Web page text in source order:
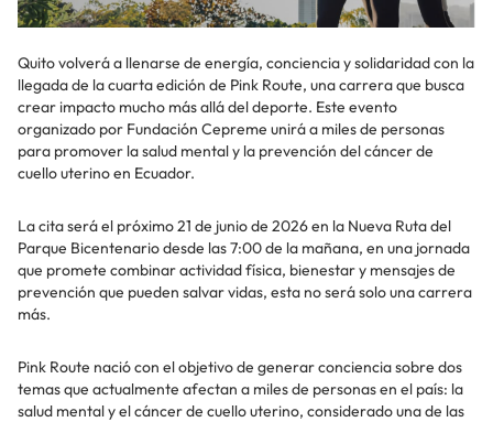
Quito volverá a llenarse de energía, conciencia y solidaridad con la
llegada de la cuarta edición de Pink Route, una carrera que busca
crear impacto mucho más allá del deporte. Este evento
organizado por Fundación Cepreme unirá a miles de personas
para promover la salud mental y la prevención del cáncer de
cuello uterino en Ecuador.
La cita será el próximo 21 de junio de 2026 en la Nueva Ruta del
Parque Bicentenario desde las 7:00 de la mañana, en una jornada
que promete combinar actividad física, bienestar y mensajes de
prevención que pueden salvar vidas, esta no será solo una carrera
más.
Pink Route nació con el objetivo de generar conciencia sobre dos
temas que actualmente afectan a miles de personas en el país: la
salud mental y el cáncer de cuello uterino, considerado una de las